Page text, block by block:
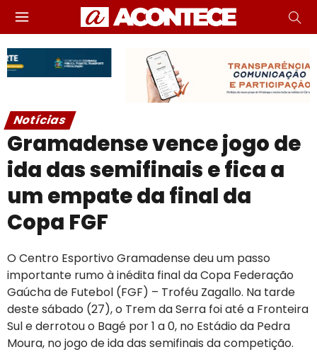
Notícias
Gramadense vence jogo de
ida das semifinais e fica a
um empate da final da
Copa FGF
O Centro Esportivo Gramadense deu um passo
importante rumo à inédita final da Copa Federação
Gaúcha de Futebol (FGF) – Troféu Zagallo. Na tarde
deste sábado (27), o Trem da Serra foi até a Fronteira
Sul e derrotou o Bagé por 1 a 0, no Estádio da Pedra
Moura, no jogo de ida das semifinais da competição.